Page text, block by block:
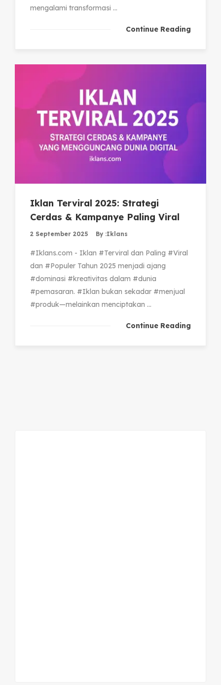
mengalami transformasi ...
Continue Reading
Iklan Terviral 2025: Strategi
Cerdas & Kampanye Paling Viral
2 September 2025 By :Iklans
#Iklans.com - Iklan #Terviral dan Paling #Viral
dan #Populer Tahun 2025 menjadi ajang
#dominasi #kreativitas dalam #dunia
#pemasaran. #Iklan bukan sekadar #menjual
#produk—melainkan menciptakan ...
Continue Reading